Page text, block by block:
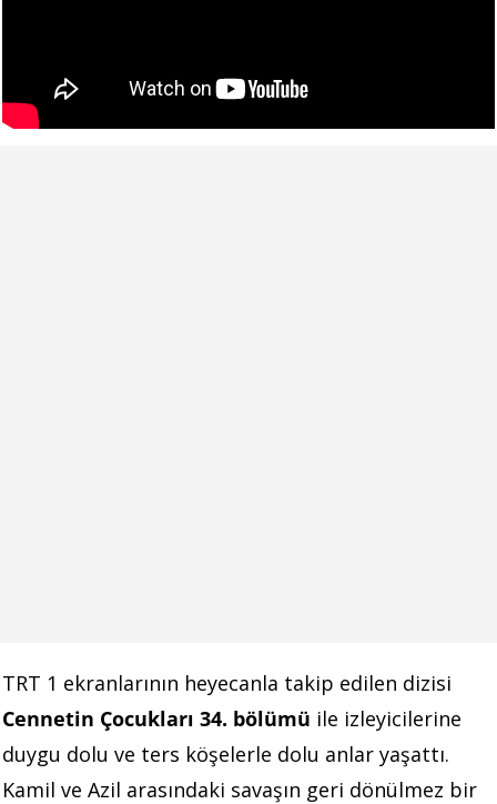
TRT 1 ekranlarının heyecanla takip edilen dizisi
Cennetin Çocukları 34. bölümü ile izleyicilerine
duygu dolu ve ters köşelerle dolu anlar yaşattı.
Kamil ve Azil arasındaki savaşın geri dönülmez bir